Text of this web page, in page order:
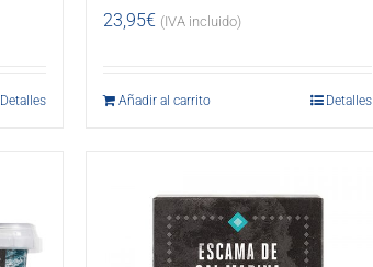
Detalles
23,95€ (IVA incluido)
Añadir al carrito Detalles